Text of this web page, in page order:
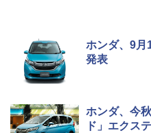
ホンダ、9月
発表
ホンダ、今
ド」エクス